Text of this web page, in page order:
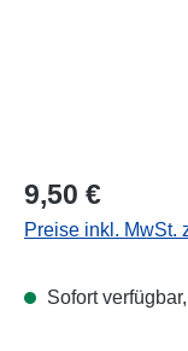
Regulärer Preis:
9,50 €
Preise inkl. MwSt.
Sofort